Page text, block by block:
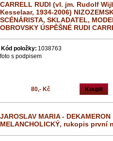
CARRELL RUDI (vl. jm. Rudolf
Kesselaar, 1934-2006)
SCÉNÁRISTA, SKLADATEL,
OBROVSKY ÚSPĚŠNÉ RUDI
Kód položky: 1038763
foto s podpisem
Koupit
80,- Kč
JAROSLAV MARIA - DEKAMERON
MELANCHOLICKÝ, rukopis první